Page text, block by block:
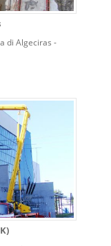
di Algeciras -